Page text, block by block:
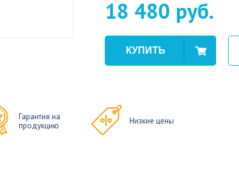
18 480 руб.
Гарантия на
продукцию
Низкие цены